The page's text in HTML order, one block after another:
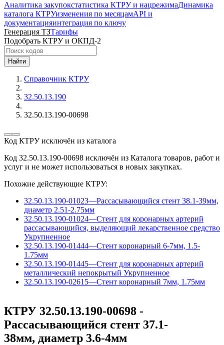
Аналитика закупокстатистика КТРУ и нацрежимаДинамика
каталога КТРУизменения по месяцамAPI и
документацияинтеграция по ключу
Генерация ТЗТарифы
Подобрать КТРУ и ОКПД-2
Найти
Справочник КТРУ
32.50.13.190
32.50.13.190-00698
Код КТРУ исключён из каталога
Код 32.50.13.190-00698 исключён из Каталога товаров, работ и
услуг и не может использоваться в новых закупках.
Похожие действующие КТРУ:
32.50.13.190-01023—Рассасывающийся стент 38.1-39мм,
диаметр 2.51-2.75мм
32.50.13.190-01024—Стент для коронарных артерий
рассасывающийся, выделяющий лекарственное средство
Укрупненное
32.50.13.190-01444—Стент коронарный 6-7мм, 1.5-
1.75мм
32.50.13.190-01445—Стент для коронарных артерий
металлический непокрытый Укрупненное
32.50.13.190-02615—Стент коронарный 7мм, 1.75мм
КТРУ 32.50.13.190-00698 -
Рассасывающийся стент 37.1-
38мм, диаметр 3.6-4мм